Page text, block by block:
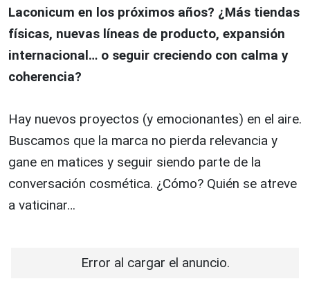
Laconicum en los próximos años? ¿Más tiendas
físicas, nuevas líneas de producto, expansión
internacional… o seguir creciendo con calma y
coherencia?
Hay nuevos proyectos (y emocionantes) en el aire.
Buscamos que la marca no pierda relevancia y
gane en matices y seguir siendo parte de la
conversación cosmética. ¿Cómo? Quién se atreve
a vaticinar…
Error al cargar el anuncio.